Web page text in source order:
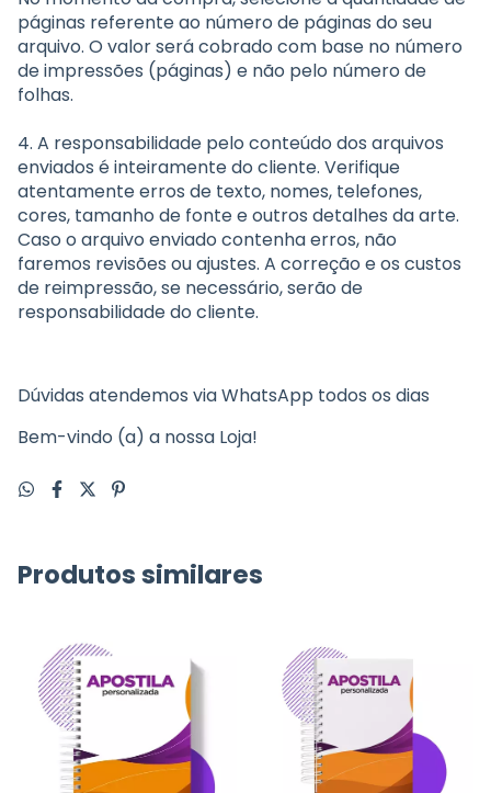
páginas referente ao número de páginas do seu
arquivo. O valor será cobrado com base no número
de impressões (páginas) e não pelo número de
folhas.
4. A responsabilidade pelo conteúdo dos arquivos
enviados é inteiramente do cliente. Verifique
atentamente erros de texto, nomes, telefones,
cores, tamanho de fonte e outros detalhes da arte.
Caso o arquivo enviado contenha erros, não
faremos revisões ou ajustes. A correção e os custos
de reimpressão, se necessário, serão de
responsabilidade do cliente.
Dúvidas atendemos via WhatsApp todos os dias
Bem-vindo (a) a nossa Loja!
Produtos similares